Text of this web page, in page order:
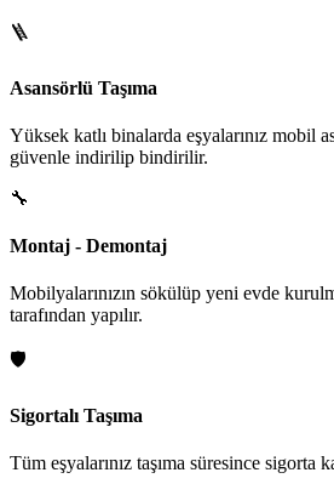
🪜
Asansörlü Taşıma
Yüksek katlı binalarda eşyalarınız mobil
güvenle indirilip bindirilir.
🔧
Montaj - Demontaj
Mobilyalarınızın sökülüp yeni evde
tarafından yapılır.
🛡️
Sigortalı Taşıma
Tüm eşyalarınız taşıma süresince sigorta